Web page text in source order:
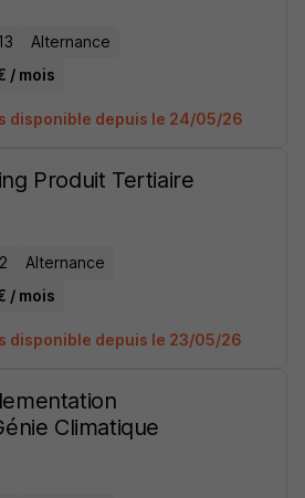
Alternance
/ mois
disponible depuis le 24/05/26
Produit Tertiaire
Alternance
/ mois
disponible depuis le 23/05/26
Climatique